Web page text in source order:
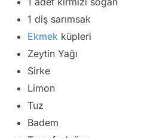
1 diş sarımsak
Ekmek küpleri
Zeytin Yağı
Sirke
Limon
Tuz
Badem